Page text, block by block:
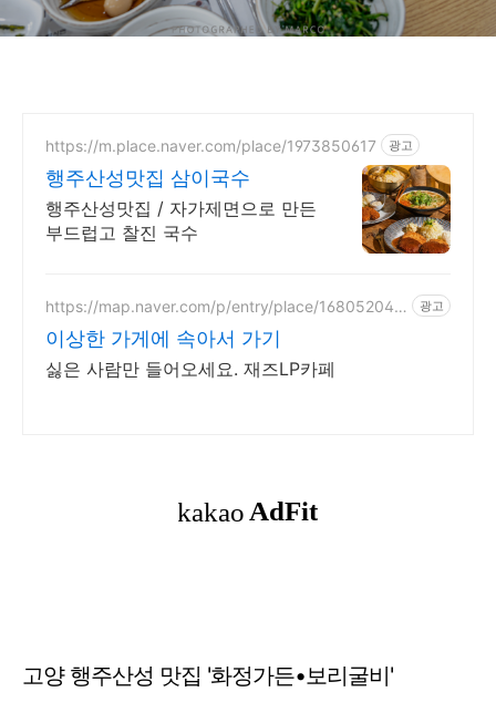
https://m.place.naver.com/place/1973850617 광고
행주산성맛집 삼이국수
행주산성맛집 / 자가제면으로 만든
부드럽고 찰진 국수
https://map.naver.com/p/entry/place/168052041
광고
이상한 가게에 속아서 가기
싫은 사람만 들어오세요. 재즈LP카페
고양 행주산성 맛집 '화정가든•보리굴비'